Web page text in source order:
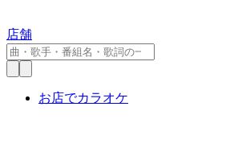
店舗
お店でカラオケ